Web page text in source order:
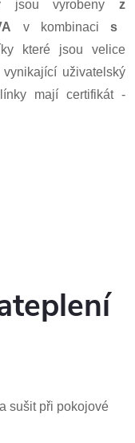
jsou vyrobenyz
v kombinaci s
které jsou velice
uživatelský
mají certifikát -
sušit při pokojové